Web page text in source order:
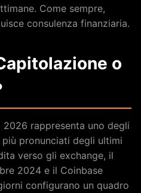
Come sempre,
consulenza finanziaria.
o
2026 rappresenta uno degli
pronunciati degli ultimi
verso gli exchange, il
2024 e il Coinbase
configurano un quadro